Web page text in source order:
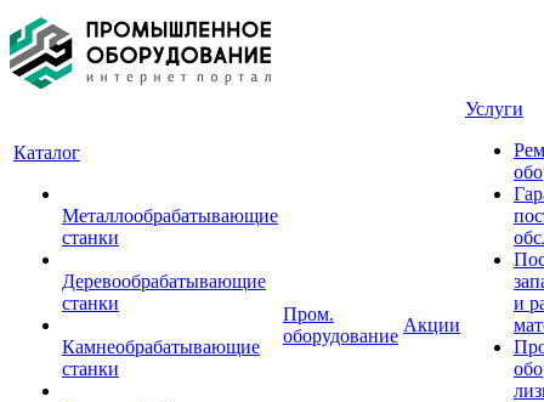
Каталог
Металлообрабатывающие
станки
Деревообрабатывающие
станки
Камнеобрабатывающие
станки
Пром.
оборудование
Акции
Услуги
и